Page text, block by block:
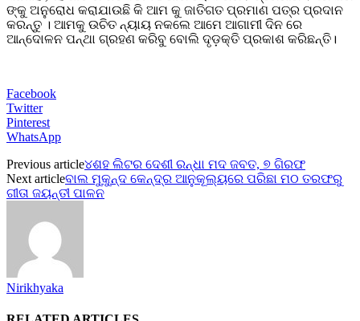
ଙ୍କୁ ଅନୁରୋଧ କରାଯାଉଛି କି ଆମ କୁ ଜାତିଗତ ପ୍ରମାଣ ପତ୍ର ପ୍ରଦାନ
କରନ୍ତୁ । ଆମକୁ ଉଚିତ ନ୍ୟାୟ ନକଲେ ଆମେ ଆଗାମୀ ଦିନ ରେ
ଆନ୍ଦୋଳନ ପନ୍ଥା ଗ୍ରହଣ କରିବୁ ବୋଲି ଦୃଡ଼କ୍ତି ପ୍ରକାଶ କରିଛନ୍ତି।
Facebook
Twitter
Pinterest
WhatsApp
Previous article୪ଶହ ଲିଟର ଦେଶୀ ରନ୍ଧା ମଦ ଜବତ, ୭ ଗିରଫ
Next articleବାଲ ମୁକୁନ୍ଦ କେନ୍ଦ୍ର ଆନୁକୂଲ୍ୟରେ ପରିଛା ମଠ ତରଫରୁ
ଗୀତା ଜୟନ୍ତୀ ପାଳନ
Nirikhyaka